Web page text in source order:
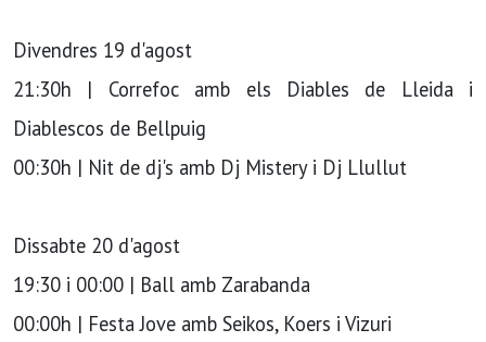
Divendres 19 d'agost
21:30h | Correfoc amb els Diables de Lleida i
Diablescos de Bellpuig
00:30h | Nit de dj's amb Dj Mistery i Dj Llullut
Dissabte 20 d'agost
19:30 i 00:00 | Ball amb Zarabanda
00:00h | Festa Jove amb Seikos, Koers i Vizuri